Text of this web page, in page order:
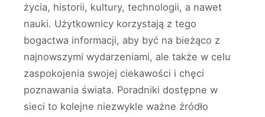
życia, historii, kultury, technologii, a nawet
nauki. Użytkownicy korzystają z tego
bogactwa informacji, aby być na bieżąco z
najnowszymi wydarzeniami, ale także w celu
zaspokojenia swojej ciekawości i chęci
poznawania świata. Poradniki dostępne w
sieci to kolejne niezwykle ważne źródło